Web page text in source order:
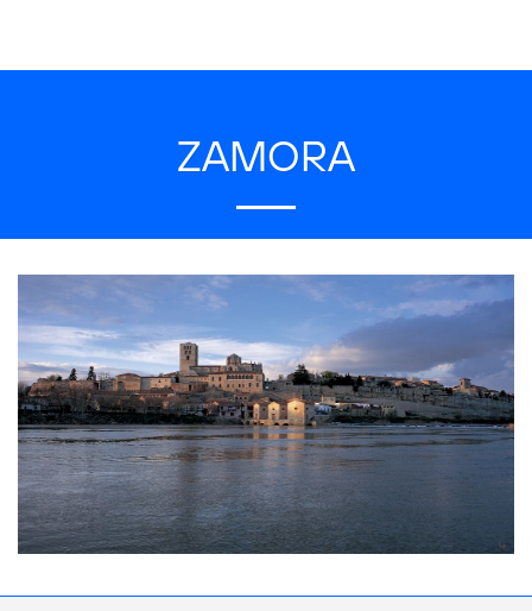
ZAMORA